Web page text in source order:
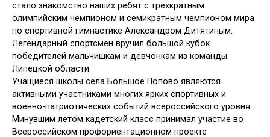
стало знакомство наших ребят с трёхкратным
олимпийским чемпионом и семикратным чемпионом мира
по спортивной гимнастике Александром Дитятиным.
Легендарный спортсмен вручил большой кубок
победителей мальчишкам и девчонкам из команды
Липецкой области.
Учащиеся школы села Большое Попово являются
активными участниками многих ярких спортивных и
военно-патриотических событий всероссийского уровня.
Минувшим летом кадетский класс принимал участие во
Всероссийском профориентационном проекте